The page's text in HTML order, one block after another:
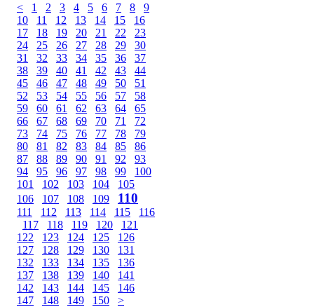
<
1 2 3 4 5 6 7 8
9
10
11 12 13 14 15
16
17
18 19 20 21 22
23
24
25 26 27 28 29
30
31
32 33 34 35 36
37
38
39 40 41 42 43
44
45
46 47 48 49 50
51
52
53 54 55 56 57
58
59
60 61 62 63 64
65
66
67 68 69 70 71
72
73
74 75 76 77 78
79
80
81 82 83 84 85
86
87
88 89 90 91 92
93
94
95 96 97 98 99
100
101
102 103 104
105
106
107 108 109 110
111 112 113 114 115
116
117
118 119 120
121
122
123 124 125
126
127
128 129 130
131
132
133 134 135
136
137
138 139 140
141
142
143 144 145
146
147
148 149 150 >